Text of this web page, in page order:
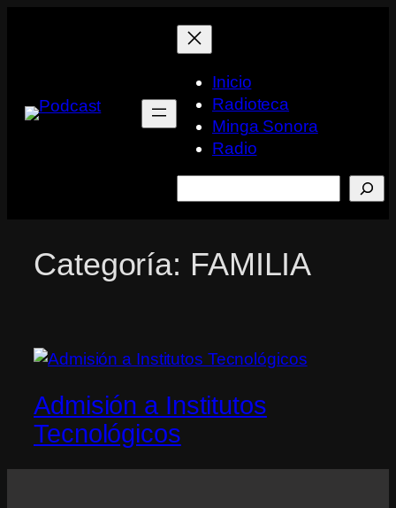
Inicio
Radioteca
Minga Sonora
Radio
Categoría: FAMILIA
Admisión a Institutos
Tecnológicos